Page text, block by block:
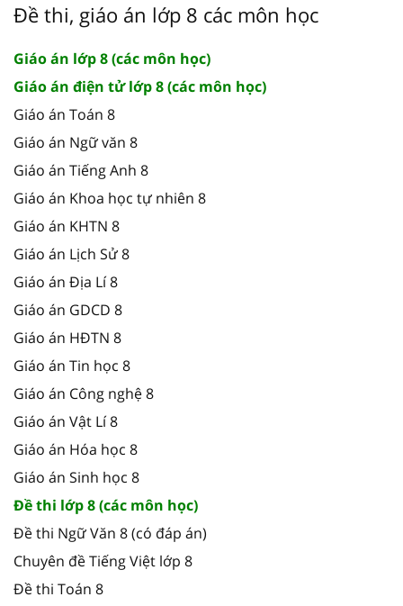
Đề thi, giáo án lớp 8 các môn học
Giáo án lớp 8 (các môn học)
Giáo án điện tử lớp 8 (các môn học)
Giáo án Toán 8
Giáo án Ngữ văn 8
Giáo án Tiếng Anh 8
Giáo án Khoa học tự nhiên 8
Giáo án KHTN 8
Giáo án Lịch Sử 8
Giáo án Địa Lí 8
Giáo án GDCD 8
Giáo án HĐTN 8
Giáo án Tin học 8
Giáo án Công nghệ 8
Giáo án Vật Lí 8
Giáo án Hóa học 8
Giáo án Sinh học 8
Đề thi lớp 8 (các môn học)
Đề thi Ngữ Văn 8 (có đáp án)
Chuyên đề Tiếng Việt lớp 8
Đề thi Toán 8